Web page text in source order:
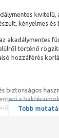
kényelmes
akadálymentes
történő
hozzáférés
biztonságos
a
felszerelés falra
a mindennapi
Több